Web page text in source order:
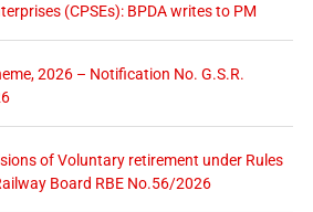
(CPSEs): BPDA writes to PM
2026 – Notification No. G.S.R.
of Voluntary retirement under Rules
Board RBE No.56/2026